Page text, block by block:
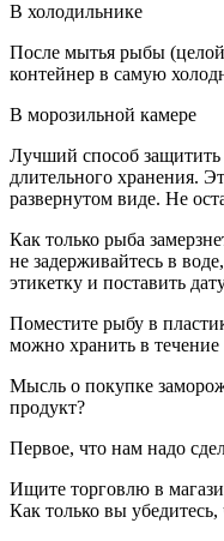
В холодильнике
После мытья рыбы
контейнер в самую
В морозильной камере
Лучший способ защитить
длительного хранения.
развернутом виде. Не
Как только рыба
не задерживайтесь в
этикетку и поставить
Поместите рыбу в
можно хранить в
Мысль о покупке
продукт?
Первое, что нам надо
Ищите торговлю в
Как только вы